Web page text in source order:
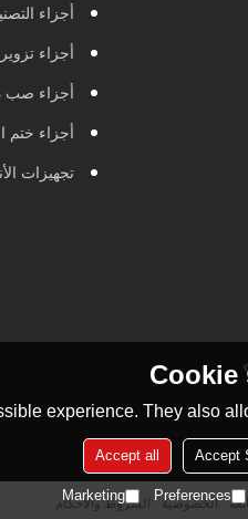
أجزاء
أجزاء
أجزاء صب
أجزاء ختم
تجهيزات
الخصوصية
الشروط والاحكام
Cookie
experience. They also
Accept
Accept all
Preferences
Marketing